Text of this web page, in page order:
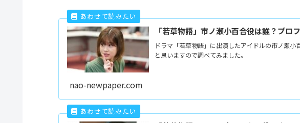
「若草物語」市ノ瀬小百合役は誰？プロ
ドラマ「若草物語」に出演したアイドルの市ノ瀬
と思いますので調べてみました。
nao-newpaper.com